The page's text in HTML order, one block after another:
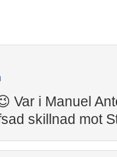
Var i Manuel
skillnad mot